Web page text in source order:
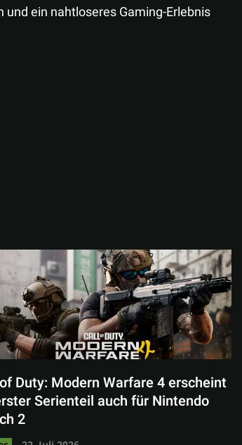
ein nahtloseres Gaming-Erlebnis
Duty: Modern Warfare 4 erscheint
Serienteil auch für Nintendo
2